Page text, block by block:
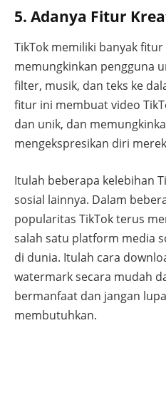
5. Adanya Fitur
TikTok memiliki banyak
memungkinkan pengguna
filter, musik, dan teks ke
fitur ini membuat video
dan unik, dan
mengekspresikan diri
Itulah beberapa kelebihan
sosial lainnya. Dalam
popularitas TikTok terus
salah satu platform media
di dunia. Itulah cara
watermark secara mudah
bermanfaat dan jangan
membutuhkan.